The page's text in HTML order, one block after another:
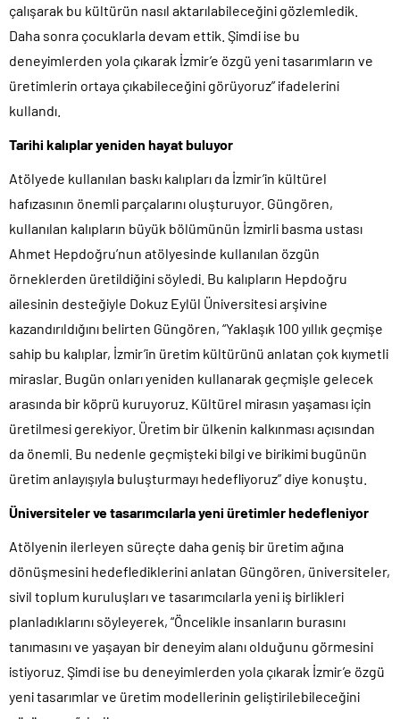
çalışarak bu kültürün nasıl aktarılabileceğini gözlemledik.
Daha sonra çocuklarla devam ettik. Şimdi ise bu
deneyimlerden yola çıkarak İzmir’e özgü yeni tasarımların ve
üretimlerin ortaya çıkabileceğini görüyoruz” ifadelerini
kullandı.
Tarihi kalıplar yeniden hayat buluyor
Atölyede kullanılan baskı kalıpları da İzmir’in kültürel
hafızasının önemli parçalarını oluşturuyor. Güngören,
kullanılan kalıpların büyük bölümünün İzmirli basma ustası
Ahmet Hepdoğru’nun atölyesinde kullanılan özgün
örneklerden üretildiğini söyledi. Bu kalıpların Hepdoğru
ailesinin desteğiyle Dokuz Eylül Üniversitesi arşivine
kazandırıldığını belirten Güngören, “Yaklaşık 100 yıllık geçmişe
sahip bu kalıplar, İzmir’in üretim kültürünü anlatan çok kıymetli
miraslar. Bugün onları yeniden kullanarak geçmişle gelecek
arasında bir köprü kuruyoruz. Kültürel mirasın yaşaması için
üretilmesi gerekiyor. Üretim bir ülkenin kalkınması açısından
da önemli. Bu nedenle geçmişteki bilgi ve birikimi bugünün
üretim anlayışıyla buluşturmayı hedefliyoruz” diye konuştu.
Üniversiteler ve tasarımcılarla yeni üretimler hedefleniyor
Atölyenin ilerleyen süreçte daha geniş bir üretim ağına
dönüşmesini hedeflediklerini anlatan Güngören, üniversiteler,
sivil toplum kuruluşları ve tasarımcılarla yeni iş birlikleri
planladıklarını söyleyerek, “Öncelikle insanların burasını
tanımasını ve yaşayan bir deneyim alanı olduğunu görmesini
istiyoruz. Şimdi ise bu deneyimlerden yola çıkarak İzmir’e özgü
yeni tasarımlar ve üretim modellerinin geliştirilebileceğini